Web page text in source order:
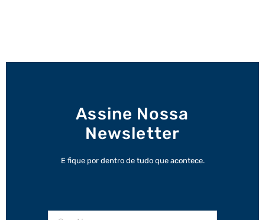
Assine Nossa
Newsletter
E fique por dentro de tudo que acontece.